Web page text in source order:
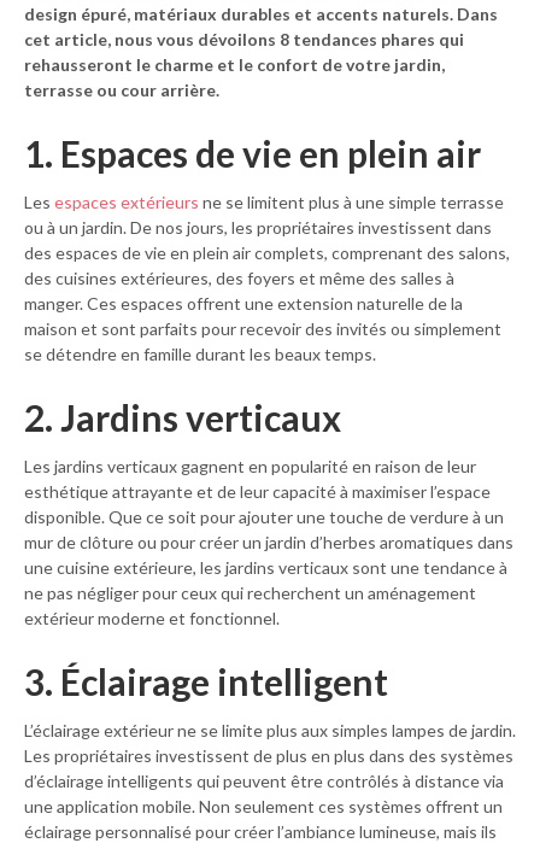
design épuré, matériaux durables et accents naturels. Dans
cet article, nous vous dévoilons 8 tendances phares qui
rehausseront le charme et le confort de votre jardin,
terrasse ou cour arrière.
1. Espaces de vie en plein air
Les espaces extérieurs ne se limitent plus à une simple terrasse
ou à un jardin. De nos jours, les propriétaires investissent dans
des espaces de vie en plein air complets, comprenant des salons,
des cuisines extérieures, des foyers et même des salles à
manger. Ces espaces offrent une extension naturelle de la
maison et sont parfaits pour recevoir des invités ou simplement
se détendre en famille durant les beaux temps.
2. Jardins verticaux
Les jardins verticaux gagnent en popularité en raison de leur
esthétique attrayante et de leur capacité à maximiser l’espace
disponible. Que ce soit pour ajouter une touche de verdure à un
mur de clôture ou pour créer un jardin d’herbes aromatiques dans
une cuisine extérieure, les jardins verticaux sont une tendance à
ne pas négliger pour ceux qui recherchent un aménagement
extérieur moderne et fonctionnel.
3. Éclairage intelligent
L’éclairage extérieur ne se limite plus aux simples lampes de jardin.
Les propriétaires investissent de plus en plus dans des systèmes
d’éclairage intelligents qui peuvent être contrôlés à distance via
une application mobile. Non seulement ces systèmes offrent un
éclairage personnalisé pour créer l’ambiance lumineuse, mais ils